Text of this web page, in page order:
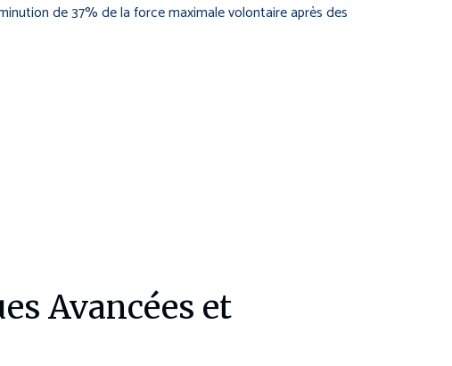
de 37% de la force maximale volontaire après des
Avancées et